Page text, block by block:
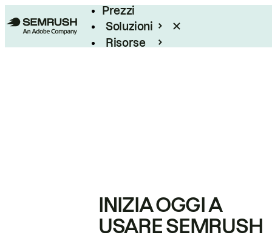
Prezzi
Soluzioni
Risorse
INIZIA OGGI A
USARE SEMRUSH